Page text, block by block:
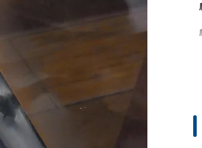
爬虫類飼育にスイッチボットを導入してでき
ることと注意点
爬虫類・両生類飼育にスイッチボット
す。